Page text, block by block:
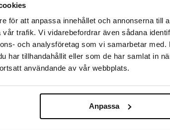
för att anpassa innehållet och annonserna till
trafik. Vi vidarebefordrar även sådana
och analysföretag som vi samarbetar
har tillhandahållit eller som de har samlat in
användande av vår webbplats.
Anpassa
muotoilija Kay Bojesen piirsi vuonna 1948 tämän
vuotta ilman joulumuoriaan. Nyt siitä tuli
Yhdessä he muodostavat kauniin parin hyllyllä